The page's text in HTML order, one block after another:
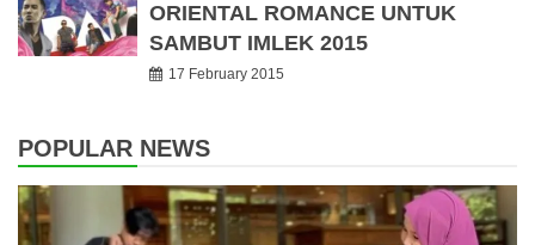
ORIENTAL ROMANCE UNTUK
SAMBUT IMLEK 2015
17 February 2015
POPULAR NEWS